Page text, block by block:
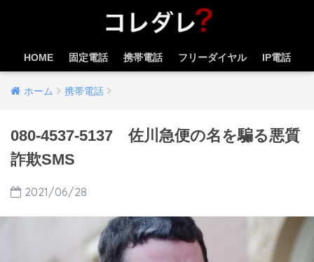
HOME 固定電話 携帯電話 フリーダイヤル IP電話
ホーム 携帯電話
080-4537-5137 佐川急便の名を騙る悪質
詐欺SMS
2021/06/28